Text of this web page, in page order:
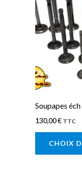
Soupapes
130,00€ TTC
CHOIX